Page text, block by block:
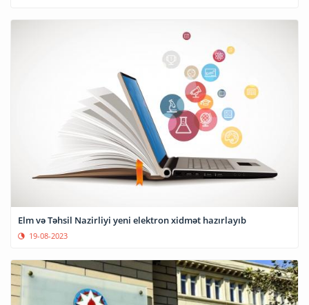
Elm və Təhsil Nazirliyi yeni elektron xidmət hazırlayıb
19-08-2023